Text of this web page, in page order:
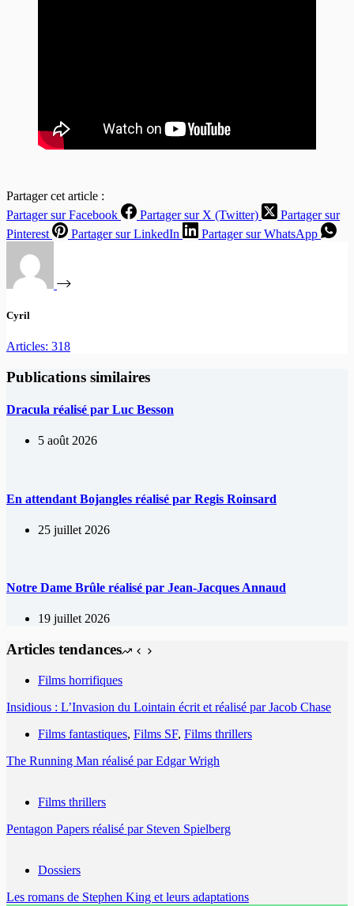
Partager cet article :
Partager sur Facebook
Partager sur X (Twitter)
Partager sur
Pinterest
Partager sur LinkedIn Partager sur WhatsApp
Cyril
Articles: 318
Publications similaires
Dracula réalisé par Luc Besson
5 août 2026
En attendant Bojangles réalisé par Regis Roinsard
25 juillet 2026
Notre Dame Brûle réalisé par Jean-Jacques Annaud
19 juillet 2026
Articles tendances
Films horrifiques
Insidious : L’Invasion du Lointain écrit et réalisé par Jacob Chase
Films fantastiques, Films SF, Films thrillers
The Running Man réalisé par Edgar Wrigh
Films thrillers
Pentagon Papers réalisé par Steven Spielberg
Dossiers
Les romans de Stephen King et leurs adaptations